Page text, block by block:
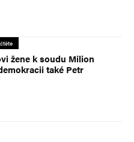
žene k soudu Milion
také Petr